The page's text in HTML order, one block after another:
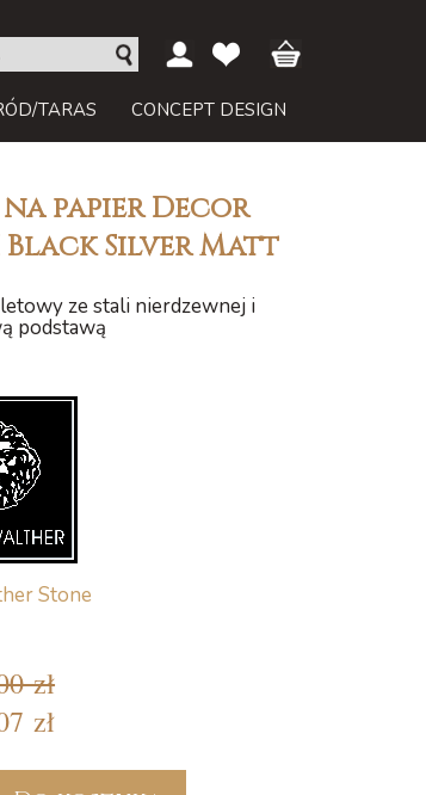
TARAS CONCEPT DESIGN
papier Decor
Black Silver Matt
ze stali nierdzewnej i
podstawą
Stone
zł
zł